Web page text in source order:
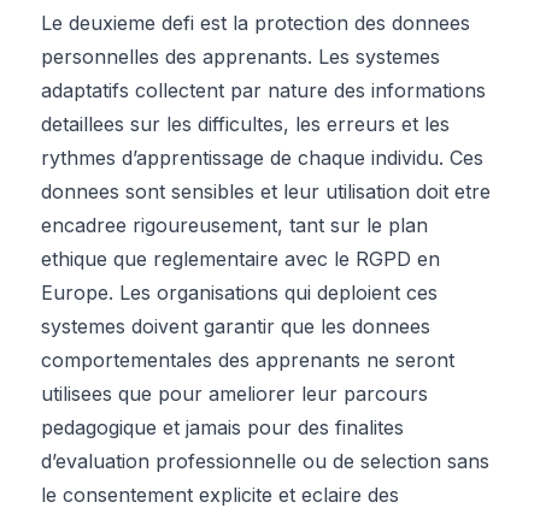
Le deuxieme defi est la protection des donnees
personnelles des apprenants. Les systemes
adaptatifs collectent par nature des informations
detaillees sur les difficultes, les erreurs et les
rythmes d’apprentissage de chaque individu. Ces
donnees sont sensibles et leur utilisation doit etre
encadree rigoureusement, tant sur le plan
ethique que reglementaire avec le RGPD en
Europe. Les organisations qui deploient ces
systemes doivent garantir que les donnees
comportementales des apprenants ne seront
utilisees que pour ameliorer leur parcours
pedagogique et jamais pour des finalites
d’evaluation professionnelle ou de selection sans
le consentement explicite et eclaire des